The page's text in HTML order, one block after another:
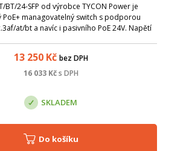
BT/24-SFP od výrobce TYCON Power je
managovatelný switch s podporou
at/bt a navíc i pasivního PoE 24V. Napětí
13 250Kč bez DPH
16 033Kč s DPH
SKLADEM
Do košíku